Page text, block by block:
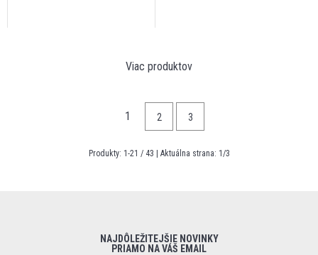
Viac produktov
1 2 3
Produkty: 1-21 / 43 | Aktuálna strana: 1/3
NAJDÔLEŽITEJŠIE NOVINKY
PRIAMO NA VÁŠ EMAIL